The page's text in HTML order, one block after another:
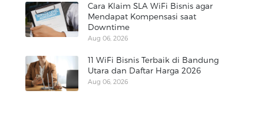
Cara Klaim SLA WiFi Bisnis agar
Mendapat Kompensasi saat
Downtime
Aug 06, 2026
11 WiFi Bisnis Terbaik di Bandung
Utara dan Daftar Harga 2026
Aug 06, 2026